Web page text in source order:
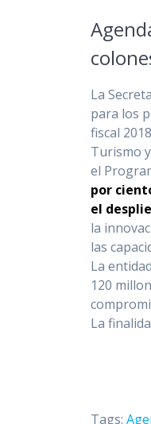
La
para los
fiscal
Turismo
el
por
el
la
las
La
120
La
Tags: